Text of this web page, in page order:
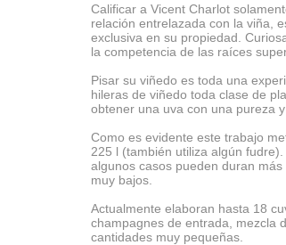
Calificar a Vicent Charlot
relación entrelazada con la viña,
exclusiva en su propiedad.
la competencia de las raíces
Pisar su viñedo es toda una
hileras de viñedo toda clase de
obtener una uva con una pureza
Como es evidente este trabajo
225 l (también utiliza algún
algunos casos pueden duran
muy bajos.
Actualmente elaboran hasta 18
champagnes de entrada, mezcla
cantidades muy pequeñas.